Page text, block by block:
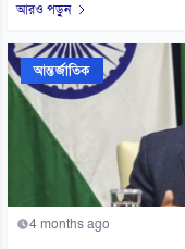
আরও পড়ুন
আন্তর্জাতিক
4 months ago